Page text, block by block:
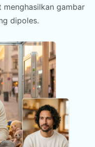
gambar
dipoles.